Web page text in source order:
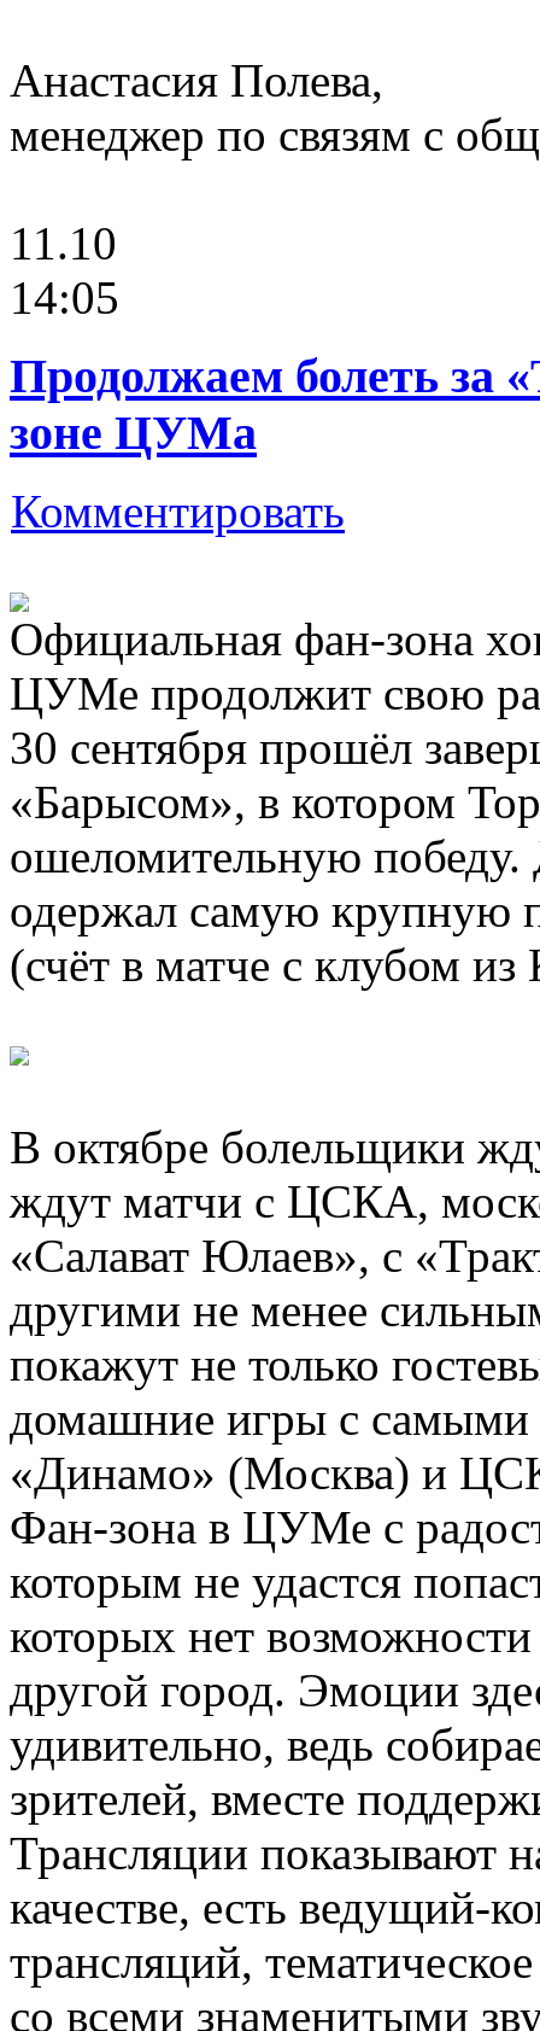
Анастасия Полева,
менеджер по связям с
11.10
14:05
Продолжаем болеть за
зоне ЦУМа
Комментировать
Официальная фан-зона
ЦУМе продолжит свою
30 сентября прошёл
«Барысом», в котором
ошеломительную победу.
одержал самую крупную
(счёт в матче с клубом из
В октябре болельщики
ждут матчи с ЦСКА,
«Салават Юлаев», с
другими не менее
покажут не только
домашние игры с
«Динамо» (Москва) и
Фан-зона в ЦУМе с
которым не удастся
которых нет возможности
другой город. Эмоции
удивительно, ведь
зрителей, вместе
Трансляции показывают
качестве, есть ведущий-
трансляций,
со всеми знаменитыми